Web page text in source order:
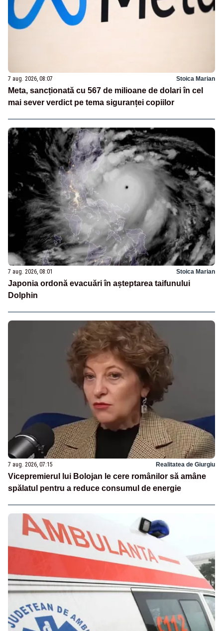
7 aug. 2026, 08:07 Stoica Marian
Meta, sancționată cu 567 de milioane de dolari în cel
mai sever verdict pe tema siguranței copiilor
7 aug. 2026, 08:01 Stoica Marian
Japonia ordonă evacuări în așteptarea taifunului
Dolphin
7 aug. 2026, 07:15 Realitatea de Giurgiu
Vicepremierul lui Bolojan le cere românilor să amâne
spălatul pentru a reduce consumul de energie